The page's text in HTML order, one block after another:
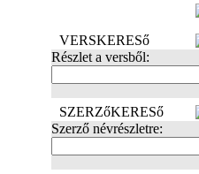
VERSKERESő
Részlet a versből:
SZERZőKERESő
Szerző névrészletre: